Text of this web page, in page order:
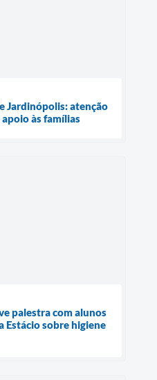
Jardinópolis: atenção
às famílias
palestra com alunos
Estácio sobre higiene